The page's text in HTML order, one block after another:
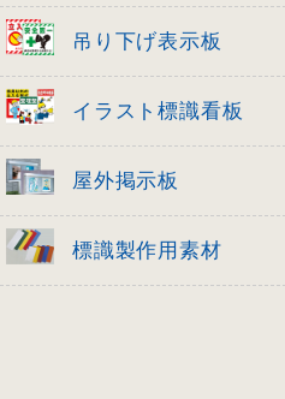
吊り下げ表示板
イラスト標識看板
屋外掲示板
標識製作用素材